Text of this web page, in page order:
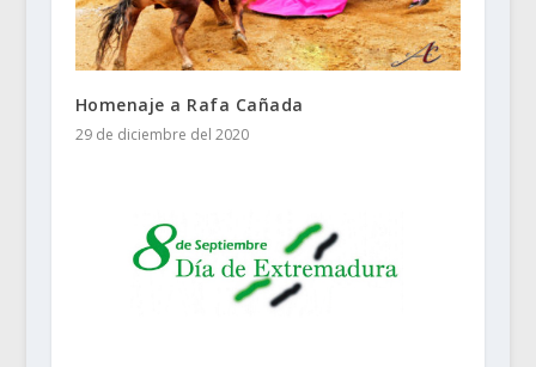
Homenaje a Rafa Cañada
29 de diciembre del 2020